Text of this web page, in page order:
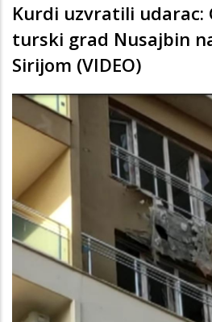
Kurdi uzvratili udarac:
turski grad Nusajbin
Sirijom (VIDEO)